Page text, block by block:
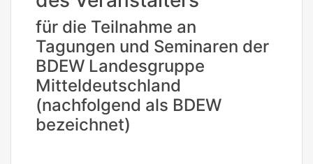
für die Teilnahme an
Tagungen und Seminaren der
BDEW Landesgruppe
Mitteldeutschland
(nachfolgend als BDEW
bezeichnet)